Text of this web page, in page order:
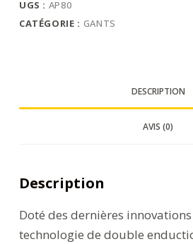
UGS : AP80
CATÉGORIE : GANTS
DESCRIPTION
AVIS (0)
Description
Doté des dernières
technologie de double